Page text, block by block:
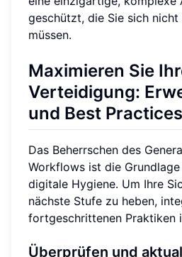
geschützt, die Sie sich nicht
müssen.
Maximieren Sie
Verteidigung:
und Best Practices
Das Beherrschen des
Workflows ist die
digitale Hygiene. Um Ihre
nächste Stufe zu heben,
fortgeschrittenen Praktiken
Überprüfen und